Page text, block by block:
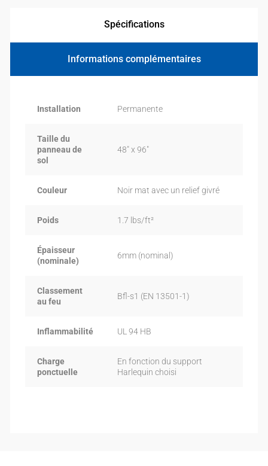
Spécifications
Informations complémentaires
Installation Permanente
Taille du
panneau de
sol
48″ x 96″
Couleur Noir mat avec un relief givré
Poids 1.7 lbs/ft²
Épaisseur
(nominale)
6mm (nominal)
Classement
au feu
Bfl-s1 (EN 13501-1)
Inflammabilité UL 94 HB
Charge
ponctuelle
En fonction du support
Harlequin choisi